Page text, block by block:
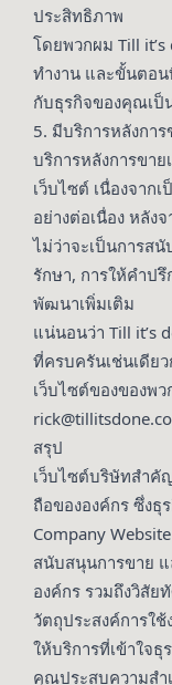
ประสิทธิภาพ
โดยพวกผม Till
ทำงาน และขั้นตอน
กับธุรกิจของคุณเป็
5. มีบริการหลังการ
บริการหลังการขา
เว็บไซต์ เนื่องจา
อย่างต่อเนื่อง หลั
ไม่ว่าจะเป็นการส
รักษา, การให้คำป
พัฒนาเพิ่มเติม
แน่นอนว่า Till it’s
ที่ครบครันเช่นเดีย
เว็บไซต์ของของพว
สรุป
เว็บไซต์บริษัทสำคั
ถือขององค์กร ซึ่งธุ
Company
สนับสนุนการขาย
องค์กร รวมถึงวิสั
วัตถุประสงค์การใ
ให้บริการที่เข้าใจ
คุณประสบความสำ